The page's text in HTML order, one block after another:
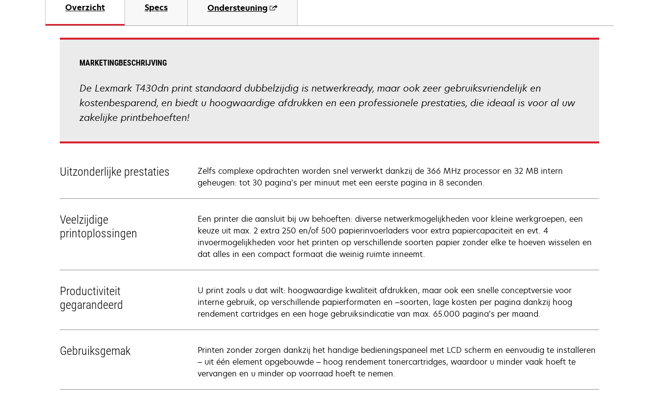
Overzicht Specs Ondersteuning
MARKETINGBESCHRIJVING
De Lexmark T430dn print standaard dubbelzijdig is netwerkready, maar ook zeer gebruiksvriendelijk en
kostenbesparend, en biedt u hoogwaardige afdrukken en een professionele prestaties, die ideaal is voor al uw
zakelijke printbehoeften!
Uitzonderlijke prestaties
Zelfs complexe opdrachten worden snel verwerkt dankzij de 366 MHz processor en 32 MB intern
geheugen: tot 30 pagina’s per minuut met een eerste pagina in 8 seconden.
Veelzijdige
printoplossingen
Een printer die aansluit bij uw behoeften: diverse netwerkmogelijkheden voor kleine werkgroepen, een
keuze uit max. 2 extra 250 en/of 500 papierinvoerladers voor extra papiercapaciteit en evt. 4
invoermogelijkheden voor het printen op verschillende soorten papier zonder elke te hoeven wisselen en
dat alles in een compact formaat die weinig ruimte inneemt.
Productiviteit
gegarandeerd
U print zoals u dat wilt: hoogwaardige kwaliteit afdrukken, maar ook een snelle conceptversie voor
interne gebruik, op verschillende papierformaten en –soorten, lage kosten per pagina dankzij hoog
rendement cartridges en een hoge gebruiksindicatie van max. 65.000 pagina’s per maand.
Gebruiksgemak
Printen zonder zorgen dankzij het handige bedieningspaneel met LCD scherm en eenvoudig te installeren
– uit één element opgebouwde – hoog rendement tonercartridges, waardoor u minder vaak hoeft te
vervangen en u minder op voorraad hoeft te nemen.